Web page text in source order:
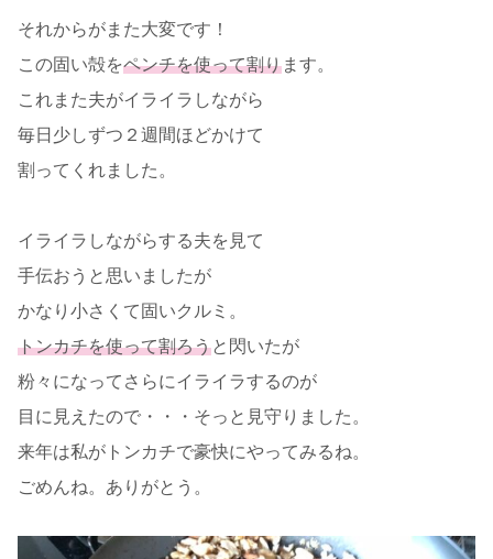
それからがまた大変です！
この固い殻をペンチを使って割ります。
これまた夫がイライラしながら
毎日少しずつ２週間ほどかけて
割ってくれました。
イライラしながらする夫を見て
手伝おうと思いましたが
かなり小さくて固いクルミ。
トンカチを使って割ろうと閃いたが
粉々になってさらにイライラするのが
目に見えたので・・・そっと見守りました。
来年は私がトンカチで豪快にやってみるね。
ごめんね。ありがとう。